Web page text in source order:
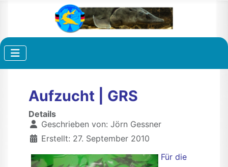
Aufzucht | GRS
Details
Geschrieben von: Jörn Gessner
Erstellt: 27. September 2010
Für die